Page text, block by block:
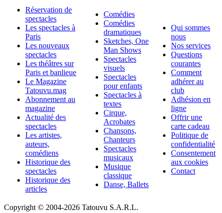
Réservation de
spectacles
Les spectacles à
Paris
Les nouveaux
spectacles
Les théâtres sur
Paris et banlieue
Le Magazine
Tatouvu.mag
Abonnement au
magazine
Actualité des
spectacles
Les artistes,
auteurs,
comédiens
Historique des
spectacles
Historique des
articles
Comédies
Comédies
dramatiques
Sketches, One
Man Shows
Spectacles
visuels
Spectacles
pour enfants
Spectacles à
textes
Cirque,
Acrobates
Chansons,
Chanteurs
Spectacles
musicaux
Musique
classique
Danse, Ballets
Qui sommes
nous
Nos services
Questions
courantes
Comment
adhérer au
club
Adhésion en
ligne
Offrir une
carte cadeau
Politique de
confidentialité
Consentement
aux cookies
Contact
Copyright © 2004-2026 Tatouvu S.A.R.L.